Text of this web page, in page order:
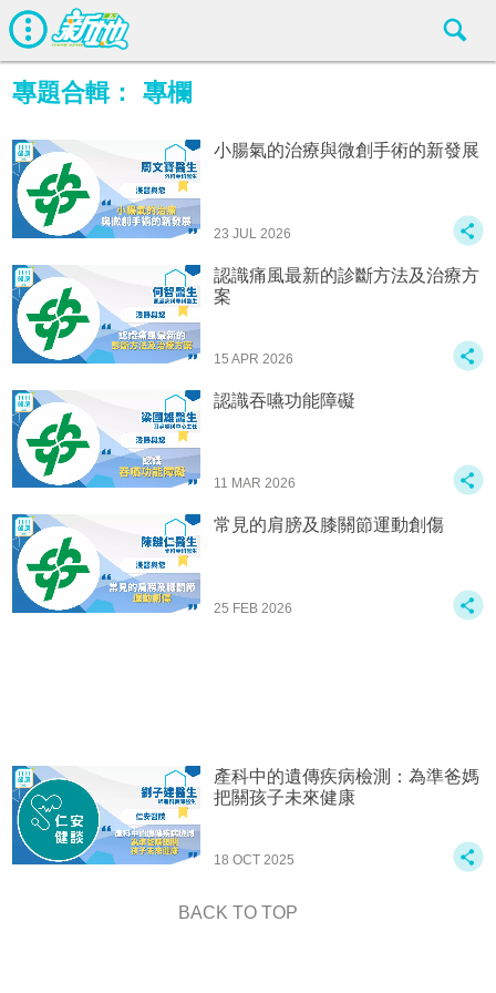
專題合輯： 專欄
小腸氣的治療與微創手術的新發展
23 JUL 2026
認識痛風最新的診斷方法及治療方
案
15 APR 2026
認識吞嚥功能障礙
11 MAR 2026
常見的肩膀及膝關節運動創傷
25 FEB 2026
產科中的遺傳疾病檢測：為準爸媽
把關孩⼦未來健康
18 OCT 2025
BACK TO TOP